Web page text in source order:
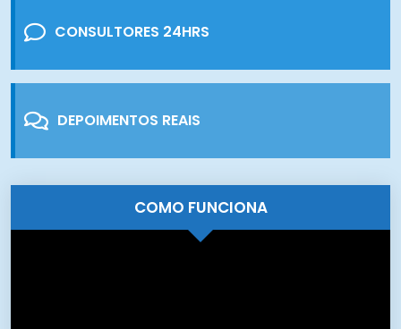
CONSULTORES 24HRS
DEPOIMENTOS REAIS
COMO FUNCIONA